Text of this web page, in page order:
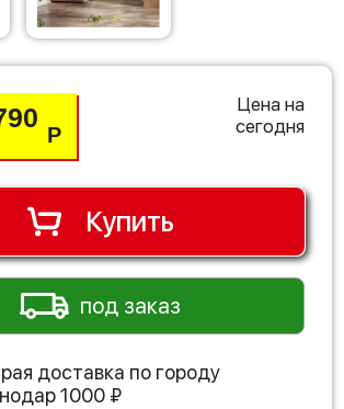
Р
Цена на
сегодня
Купить
под заказ
доставка по городу
1000 ₽